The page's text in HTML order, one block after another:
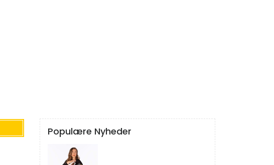
Populære Nyheder